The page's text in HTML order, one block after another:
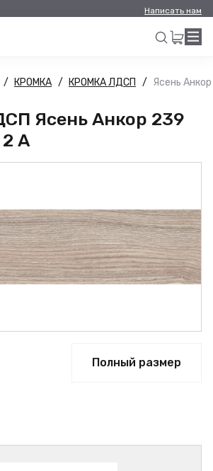
Написать нам
Искать
КРОМКА КРОМКА ЛДСП Ясень
Ясень Анкор 239
А
Полный размер